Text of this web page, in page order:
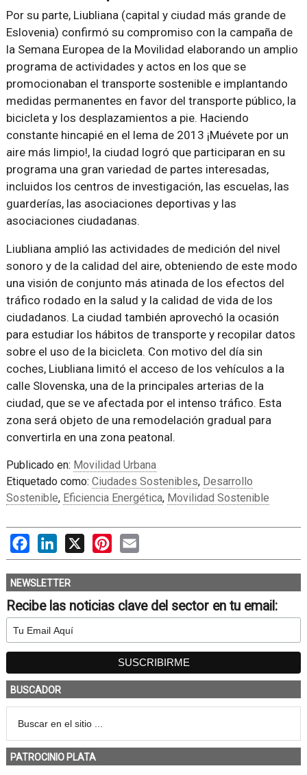
Por su parte, Liubliana (capital y ciudad más grande de
Eslovenia) confirmó su compromiso con la campaña de
la Semana Europea de la Movilidad elaborando un amplio
programa de actividades y actos en los que se
promocionaban el transporte sostenible e implantando
medidas permanentes en favor del transporte público, la
bicicleta y los desplazamientos a pie. Haciendo
constante hincapié en el lema de 2013 ¡Muévete por un
aire más limpio!, la ciudad logró que participaran en su
programa una gran variedad de partes interesadas,
incluidos los centros de investigación, las escuelas, las
guarderías, las asociaciones deportivas y las
asociaciones ciudadanas.
Liubliana amplió las actividades de medición del nivel
sonoro y de la calidad del aire, obteniendo de este modo
una visión de conjunto más atinada de los efectos del
tráfico rodado en la salud y la calidad de vida de los
ciudadanos. La ciudad también aprovechó la ocasión
para estudiar los hábitos de transporte y recopilar datos
sobre el uso de la bicicleta. Con motivo del día sin
coches, Liubliana limitó el acceso de los vehículos a la
calle Slovenska, una de la principales arterias de la
ciudad, que se ve afectada por el intenso tráfico. Esta
zona será objeto de una remodelación gradual para
convertirla en una zona peatonal.
Publicado en: Movilidad Urbana
Etiquetado como: Ciudades Sostenibles, Desarrollo
Sostenible, Eficiencia Energética, Movilidad Sostenible
FacebookLinkedIn
X PinterestEmail
NEWSLETTER
Recibe las noticias clave del sector en tu email:
BUSCADOR
PATROCINIO PLATA